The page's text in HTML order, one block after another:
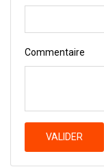
Commentaire
VALIDER